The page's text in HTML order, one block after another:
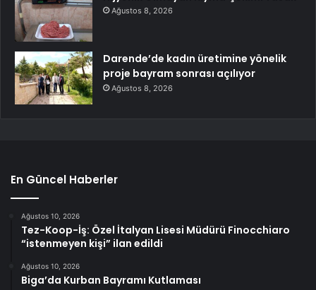
Ağustos 8, 2026
Darende’de kadın üretimine yönelik
proje bayram sonrası açılıyor
Ağustos 8, 2026
En Güncel Haberler
Ağustos 10, 2026
Tez-Koop-İş: Özel İtalyan Lisesi Müdürü Finocchiaro
“istenmeyen kişi” ilan edildi
Ağustos 10, 2026
Biga’da Kurban Bayramı Kutlaması